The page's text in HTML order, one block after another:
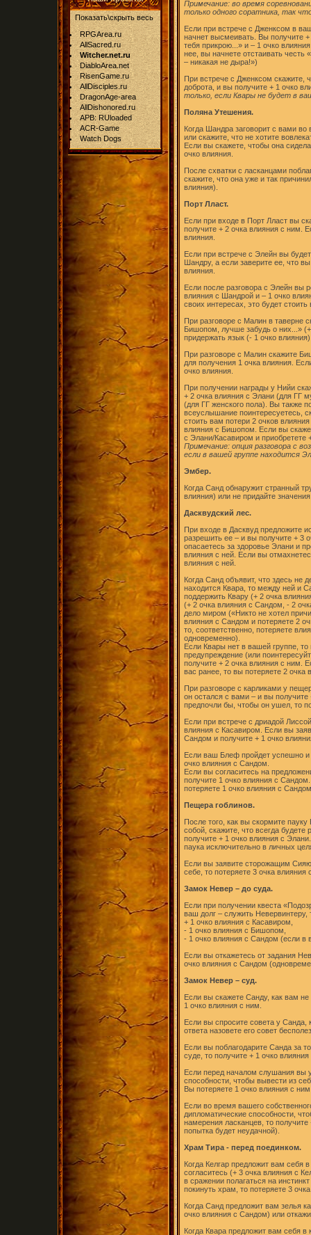
Показать\скрыть весь
RPGArea.ru
AllSacred.ru
Witcher.net.ru
DiabloArea.net
RisenGame.ru
AllDisciples.ru
DragonAge-area
AllDishonored.ru
APB: RUloaded
ACR-Game
Watch Dogs
Примечание: во время
только одного соратника, так
Если при встрече с Дженксом в
начнет высмеивать. Вы получите
тебя прикрою...» и – 1 очко
нее, вы начнете отстаивать
– никакая не дыра!»)
При встрече с Дженксом скажите,
доброта, и вы получите + 1 очко
только, если Квары не будет в
Поляна Утешения.
Когда Шандра заговорит с вами во
или скажите, что не хотите
Если вы скажете, чтобы она
очко влияния.
После схватки с ласканцами
скажите, что она уже и так
влияния).
Порт Лласт.
Если при входе в Порт Лласт вы
получите + 2 очка влияния с ним.
влияния.
Если при встрече с Элейн вы
Шандру, а если заверите ее, что
влияния.
Если после разговора с Элейн вы
влияния с Шандрой и – 1 очко
своих интересах, это будет
При разговоре с Малин в таверне
Бишопом, лучше забудь о них...»
придержать язык (- 1 очко
При разговоре с Малин скажите
для получения 1 очка влияния.
очко влияния.
При получении награды у Нийи
+ 2 очка влияния с Элани (для ГГ
(для ГГ женского пола). Вы также
всеуслышание поинтересуетесь,
стоить вам потери 2 очков
влияния с Бишопом. Если вы
с Элани/Касавиром и приобретете
Примечание: опция разговора с
если в вашей группе находится
Эмбер.
Когда Санд обнаружит странный
влияния) или не придайте
Дасквудский лес.
При входе в Дасквуд предложите
разрешить ее – и вы получите + 3
опасаетесь за здоровье Элани и
влияния с ней. Если вы
влияния с ней.
Когда Санд объявит, что здесь не
находится Квара, то между ней и
поддержить Квару (+ 2 очка
(+ 2 очка влияния с Сандом, - 2
дело миром («Никто не хотел
влияния с Сандом и потеряете 2
то, соответственно, потеряете
одновременно).
Если Квары нет в вашей группе,
предупреждение (или
получите + 2 очка влияния с ним.
вас ранее, то вы потеряете 2 очка
При разговоре с карликами у
он остался с вами – и вы получите
предпочли бы, чтобы он ушел, то
Если при встрече с дриадой
влияния с Касавиром. Если вы
Сандом и получите + 1 очко
Если ваш Блеф пройдет успешно
очко влияния с Сандом.
Если вы согласитесь на
получите 1 очко влияния с
потеряете 1 очко влияния с
Пещера гоблинов.
После того, как вы скормите
собой, скажите, что всегда
получите + 1 очко влияния с
паука исключительно в личных
Если вы заявите сторожащим
себе, то потеряете 3 очка влияния
Замок Невер – до суда.
Если при получении квеста
ваш долг – служить Невервинтеру,
+ 1 очко влияния с Касавиром,
- 1 очко влияния с Бишопом,
- 1 очко влияния с Сандом (если в
Если вы откажетесь от задания
очко влияния с Сандом
Замок Невер – суд.
Если вы скажете Санду, как вам
1 очко влияния с ним.
Если вы спросите совета у Санда,
ответа назовете его совет
Если вы поблагодарите Санда за
суде, то получите + 1 очко
Если перед началом слушания вы
способности, чтобы вывести из
Вы потеряете 1 очко влияния с
Если во время вашего
дипломатические способности,
намерения ласканцев, то
попытка будет неудачной).
Храм Тира - перед поединком.
Когда Келгар предложит вам себя
согласитесь (+ 3 очка влияния с
в сражении полагаться на
покинуть храм, то потеряете 3
Когда Санд предложит вам зелья
очко влияния с Сандом) или
Когда Квара предложит вам себя